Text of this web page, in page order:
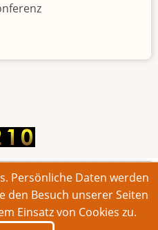
Rechte vorbehalten.
Persönliche Daten werden
den Besuch unserer Seiten
Einsatz von Cookies zu.